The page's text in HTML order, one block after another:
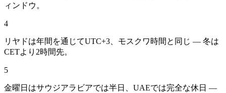
ィンドウ。
4
リヤドは年間を通じてUTC+3、モスクワ時間と同じ — 冬は
CETより2時間先。
5
金曜日はサウジアラビアでは半日、UAEでは完全な休日 —